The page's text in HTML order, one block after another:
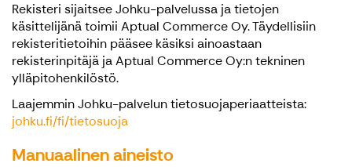
Rekisteri sijaitsee Johku-palvelussa ja tietojen
käsittelijänä toimii Aptual Commerce Oy. Täydellisiin
rekisteritietoihin pääsee käsiksi ainoastaan
rekisterinpitäjä ja Aptual Commerce Oy:n tekninen
ylläpitohenkilöstö.
Laajemmin Johku-palvelun tietosuojaperiaatteista:
johku.fi/fi/tietosuoja
Manuaalinen aineisto